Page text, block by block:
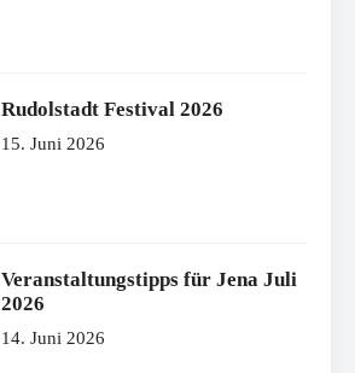
Rudolstadt Festival 2026
15. Juni 2026
Veranstaltungstipps für Jena Juli
2026
14. Juni 2026